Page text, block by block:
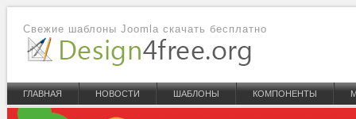
Свежие шаблоны Joomla скачать бесплатно
ГЛАВНАЯ НОВОСТИ ШАБЛОНЫ КОМПОНЕНТЫ